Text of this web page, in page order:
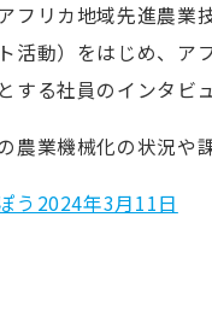
フリカ地域先進農業
活動）をはじめ、ア
する社員のインタビ
農業機械化の状況や
う2024年3月11日